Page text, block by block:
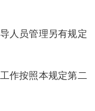
人员管理另有规定
作按照本规定第二